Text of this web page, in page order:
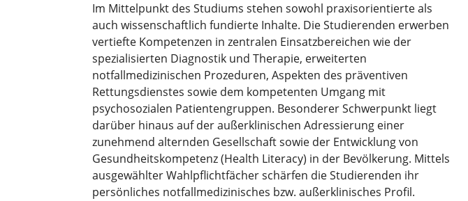
Im Mittelpunkt des Studiums stehen sowohl praxisorientierte als
auch wissenschaftlich fundierte Inhalte. Die Studierenden erwerben
vertiefte Kompetenzen in zentralen Einsatzbereichen wie der
spezialisierten Diagnostik und Therapie, erweiterten
notfallmedizinischen Prozeduren, Aspekten des präventiven
Rettungsdienstes sowie dem kompetenten Umgang mit
psychosozialen Patientengruppen. Besonderer Schwerpunkt liegt
darüber hinaus auf der außerklinischen Adressierung einer
zunehmend alternden Gesellschaft sowie der Entwicklung von
Gesundheitskompetenz (Health Literacy) in der Bevölkerung. Mittels
ausgewählter Wahlpflichtfächer schärfen die Studierenden ihr
persönliches notfallmedizinisches bzw. außerklinisches Profil.